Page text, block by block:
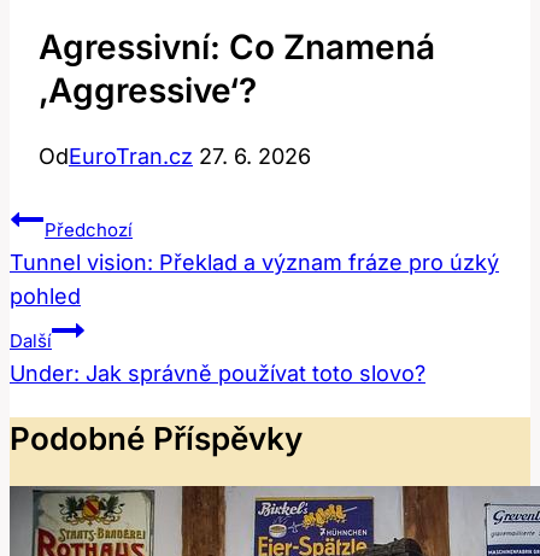
Agressivní: Co Znamená
‚aggressive‘?
OdEuroTran.cz 27. 6. 2026
Navigace
Pro
Příspěvek
Předchozí
Tunnel vision: Překlad a význam fráze pro úzký
pohled
Další
Under: Jak správně používat toto slovo?
Podobné Příspěvky